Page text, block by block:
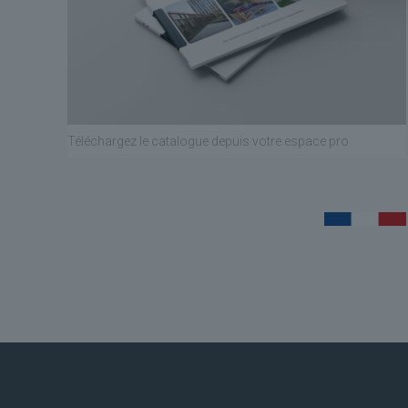
Téléchargez le catalogue depuis votre espace pro